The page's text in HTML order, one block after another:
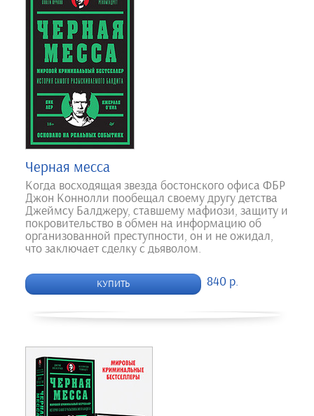
Черная месса
Когда восходящая звезда бостонского офиса ФБР
Джон Коннолли пообещал своему другу детства
Джеймсу Балджеру, ставшему мафиози, защиту и
покровительство в обмен на информацию об
организованной преступности, он и не ожидал,
что заключает сделку с дьяволом.
КУПИТЬ 840 р.